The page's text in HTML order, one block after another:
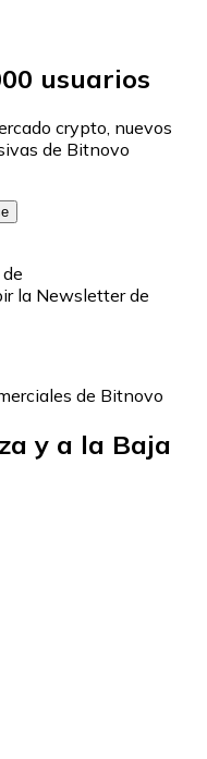
usuarios
crypto, nuevos
de Bitnovo
la Newsletter de
de Bitnovo
y a la Baja